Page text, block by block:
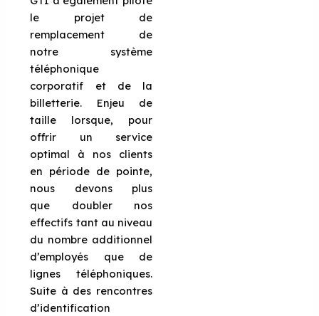
le projet de
remplacement de
notre système
téléphonique
corporatif et de la
billetterie. Enjeu de
taille lorsque, pour
offrir un service
optimal à nos clients
en période de pointe,
nous devons plus
que doubler nos
effectifs tant au niveau
du nombre additionnel
d’employés que de
lignes téléphoniques.
Suite à des rencontres
d’identification